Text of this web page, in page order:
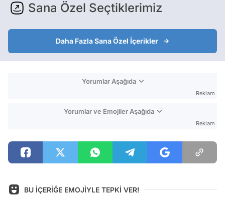
Sana Özel Seçtiklerimiz
Daha Fazla Sana Özel İçerikler
Yorumlar Aşağıda
Reklam
Yorumlar ve Emojiler Aşağıda
Reklam
BU İÇERİĞE EMOJİYLE TEPKİ VER!